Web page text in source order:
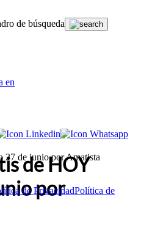
de búsqueda
27 de junio por Amatista
de PrivacidadPolítica de
en
de HOY
por